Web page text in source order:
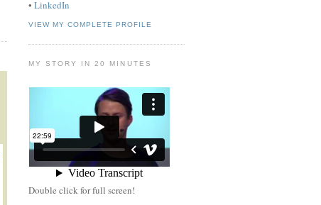
• LinkedIn
VIEW MY COMPLETE PROFILE
MY STORY IN 20 MINUTES
Double click for full screen!